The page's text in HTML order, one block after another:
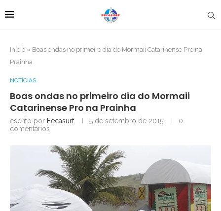
Início » Boas ondas no primeiro dia do Mormaii Catarinense Pro na
Prainha
NOTÍCIAS
Boas ondas no primeiro dia do Mormaii
Catarinense Pro na Prainha
escrito por Fecasurf 5 de setembro de 2015
0
comentários